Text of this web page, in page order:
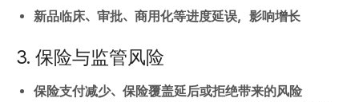
新品临床、审批、商用化等进度延误，影响增长
3. 保险与监管风险
保险支付减少、保险覆盖延后或拒绝带来的风险